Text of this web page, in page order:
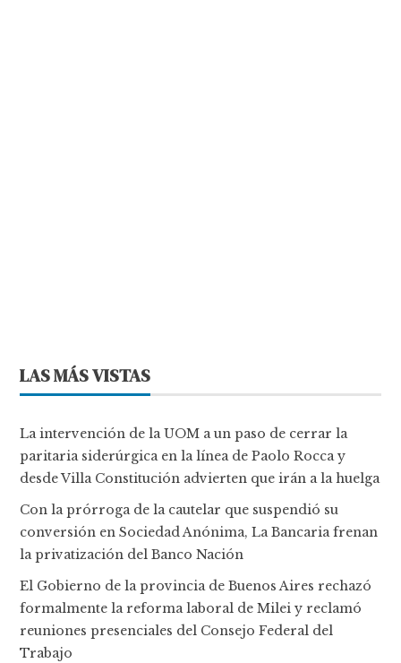
LAS MÁS VISTAS
La intervención de la UOM a un paso de cerrar la
paritaria siderúrgica en la línea de Paolo Rocca y
desde Villa Constitución advierten que irán a la huelga
Con la prórroga de la cautelar que suspendió su
conversión en Sociedad Anónima, La Bancaria frenan
la privatización del Banco Nación
El Gobierno de la provincia de Buenos Aires rechazó
formalmente la reforma laboral de Milei y reclamó
reuniones presenciales del Consejo Federal del
Trabajo